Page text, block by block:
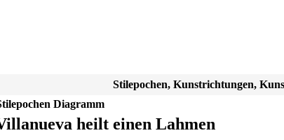
Stilepochen, Kunstrichtungen,
Diagramm
heilt einen Lahmen